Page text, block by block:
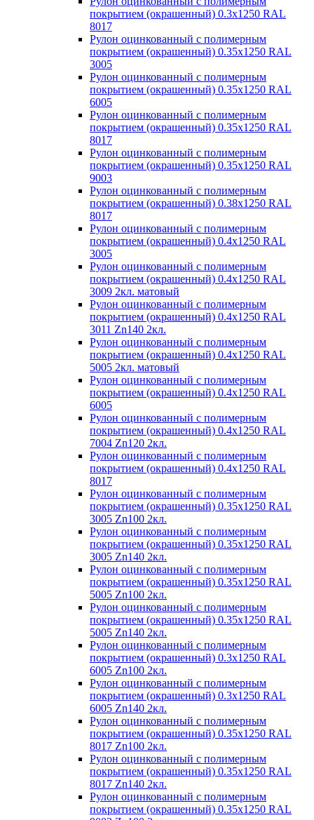
покрытием (окрашенный) 0.3x1250 RAL
8017
Рулон оцинкованный с полимерным
покрытием (окрашенный) 0.35x1250 RAL
3005
Рулон оцинкованный с полимерным
покрытием (окрашенный) 0.35x1250 RAL
6005
Рулон оцинкованный с полимерным
покрытием (окрашенный) 0.35x1250 RAL
8017
Рулон оцинкованный с полимерным
покрытием (окрашенный) 0.35x1250 RAL
9003
Рулон оцинкованный с полимерным
покрытием (окрашенный) 0.38x1250 RAL
8017
Рулон оцинкованный с полимерным
покрытием (окрашенный) 0.4x1250 RAL
3005
Рулон оцинкованный с полимерным
покрытием (окрашенный) 0.4x1250 RAL
3009 2кл. матовый
Рулон оцинкованный с полимерным
покрытием (окрашенный) 0.4x1250 RAL
3011 Zn140 2кл.
Рулон оцинкованный с полимерным
покрытием (окрашенный) 0.4x1250 RAL
5005 2кл. матовый
Рулон оцинкованный с полимерным
покрытием (окрашенный) 0.4x1250 RAL
6005
Рулон оцинкованный с полимерным
покрытием (окрашенный) 0.4x1250 RAL
7004 Zn120 2кл.
Рулон оцинкованный с полимерным
покрытием (окрашенный) 0.4x1250 RAL
8017
Рулон оцинкованный с полимерным
покрытием (окрашенный) 0.35x1250 RAL
3005 Zn100 2кл.
Рулон оцинкованный с полимерным
покрытием (окрашенный) 0.35x1250 RAL
3005 Zn140 2кл.
Рулон оцинкованный с полимерным
покрытием (окрашенный) 0.35x1250 RAL
5005 Zn100 2кл.
Рулон оцинкованный с полимерным
покрытием (окрашенный) 0.35x1250 RAL
5005 Zn140 2кл.
Рулон оцинкованный с полимерным
покрытием (окрашенный) 0.3x1250 RAL
6005 Zn100 2кл.
Рулон оцинкованный с полимерным
покрытием (окрашенный) 0.3x1250 RAL
6005 Zn140 2кл.
Рулон оцинкованный с полимерным
покрытием (окрашенный) 0.35x1250 RAL
8017 Zn100 2кл.
Рулон оцинкованный с полимерным
покрытием (окрашенный) 0.35x1250 RAL
8017 Zn140 2кл.
Рулон оцинкованный с полимерным
покрытием (окрашенный) 0.35x1250 RAL